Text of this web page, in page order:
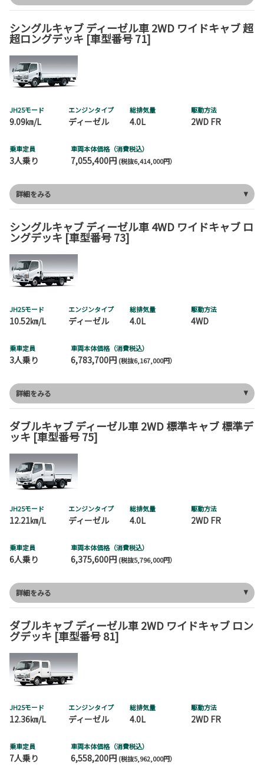
シングルキャブ ディーゼル車 2WD ワイドキャブ 超
超ロングデッキ [車型番号 71]
JH25モード
9.09㎞/L
エンジンタイプ
ディーゼル
総排気量
4.0L
駆動方法
2WD FR
乗車定員
3人乗り
車両本体価格（消費税込）
7,055,400円 (税抜6,414,000円）
詳細をみる
シングルキャブ ディーゼル車 4WD ワイドキャブ ロ
ングデッキ [車型番号 73]
JH25モード
10.52㎞/L
エンジンタイプ
ディーゼル
総排気量
4.0L
駆動方法
4WD
乗車定員
3人乗り
車両本体価格（消費税込）
6,783,700円 (税抜6,167,000円）
詳細をみる
ダブルキャブ ディーゼル車 2WD 標準キャブ 標準デ
ッキ [車型番号 75]
JH25モード
12.21㎞/L
エンジンタイプ
ディーゼル
総排気量
4.0L
駆動方法
2WD FR
乗車定員
6人乗り
車両本体価格（消費税込）
6,375,600円 (税抜5,796,000円）
詳細をみる
ダブルキャブ ディーゼル車 2WD ワイドキャブ ロン
グデッキ [車型番号 81]
JH25モード
12.36㎞/L
エンジンタイプ
ディーゼル
総排気量
4.0L
駆動方法
2WD FR
乗車定員
7人乗り
車両本体価格（消費税込）
6,558,200円 (税抜5,962,000円）